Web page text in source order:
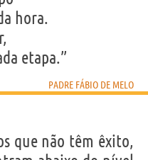
hora.
etapa.”
PADRE FÁBIO DE MELO
que não têm êxito,